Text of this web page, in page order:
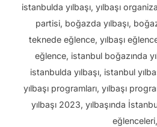
istanbulda yılbaşı, yılbaşı
partisi, boğazda yılbaşı,
teknede eğlence, yılbaşı
eğlence, istanbul boğazında
istanbulda yılbaşı, istanbul
yılbaşı programları, yılbaşı
yılbaşı 2023, yılbaşında
eğlenceleri,